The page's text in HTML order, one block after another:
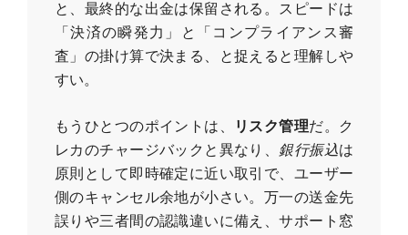
と、最終的な出金は保留される。スピードは
「決済の瞬発力」と「コンプライアンス審
査」の掛け算で決まる、と捉えると理解しや
すい。
もうひとつのポイントは、 リスク管理だ。ク
レカのチャージバックと異なり、 銀行振込は
原則として即時確定に近い取引で、ユーザー
側のキャンセル余地が小さい。万一の送金先
誤りや三者間の認識違いに備え、サポート窓